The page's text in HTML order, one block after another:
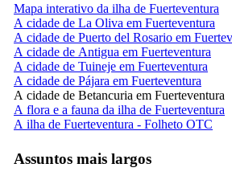
Mapa interativo da ilha de Fuerteventura
A cidade de La Oliva em Fuerteventura
A cidade de Puerto del Rosario em
A cidade de Antigua em Fuerteventura
A cidade de Tuineje em Fuerteventura
A cidade de Pájara em Fuerteventura
A cidade de Betancuria em Fuerteventura
A flora e a fauna da ilha de Fuerteventura
A ilha de Fuerteventura - Folheto OTC
Assuntos mais largos